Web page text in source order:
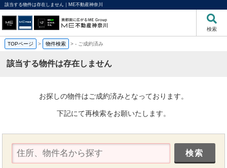
該当する物件は存在しません｜ME不動産神奈川
検索
TOPページ > 物件検索 >- ご成約済み
該当する物件は存在しません
お探しの物件はご成約済みとなっております。
下記にて再検索をお願いたします。